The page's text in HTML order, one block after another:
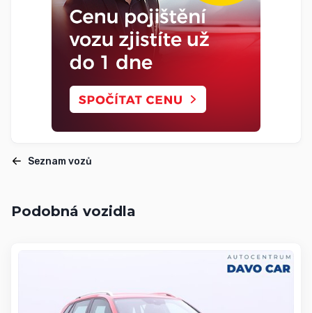
Seznam vozů
Podobná vozidla